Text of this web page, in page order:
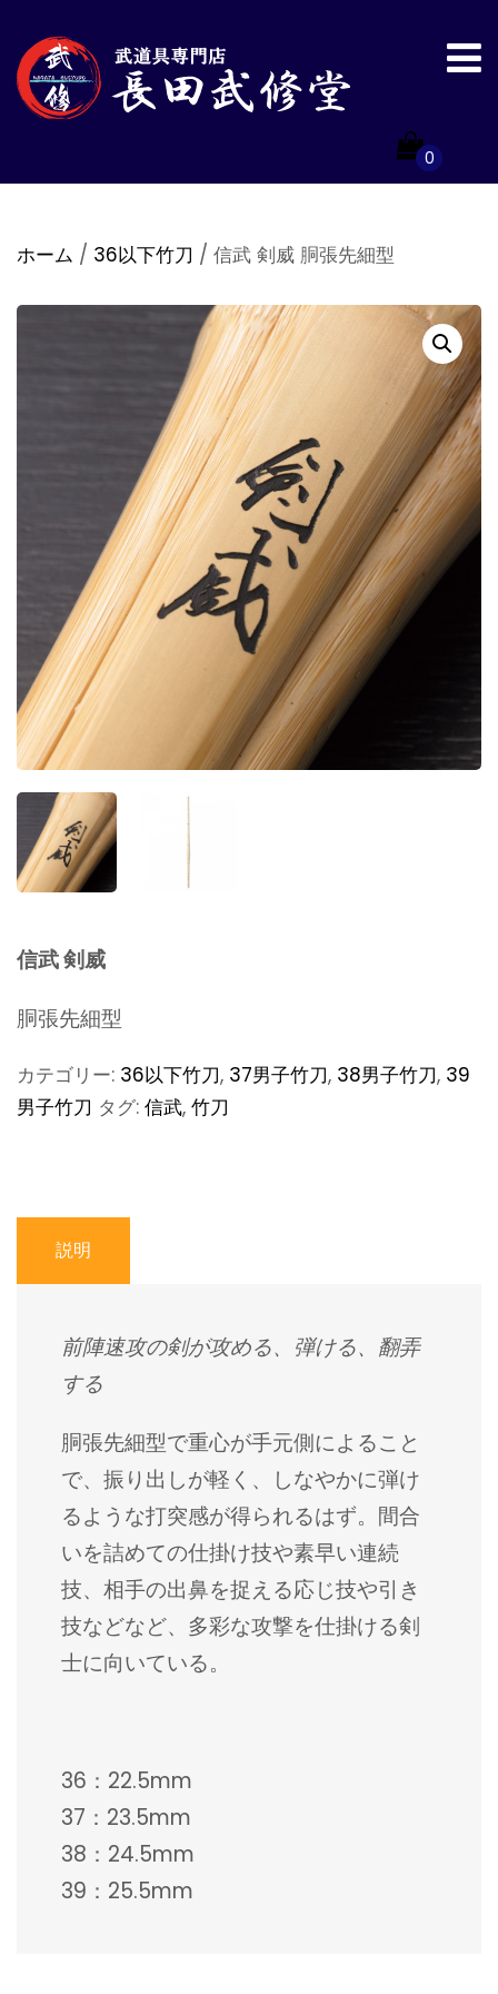
0
ホーム / 36以下竹刀 / 信武 剣威 胴張先細型
信武 剣威
胴張先細型
カテゴリー: 36以下竹刀, 37男子竹刀, 38男子竹刀, 39
男子竹刀 タグ: 信武, 竹刀
説明
前陣速攻の剣が攻める、弾ける、翻弄
する
胴張先細型で重心が手元側によること
で、振り出しが軽く、しなやかに弾け
るような打突感が得られるはず。間合
いを詰めての仕掛け技や素早い連続
技、相手の出鼻を捉える応じ技や引き
技などなど、多彩な攻撃を仕掛ける剣
士に向いている。
36：22.5mm
37：23.5mm
38：24.5mm
39：25.5mm